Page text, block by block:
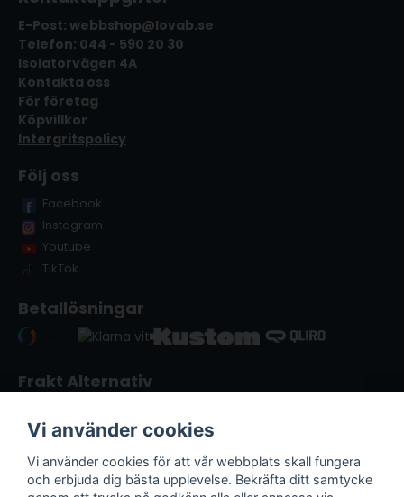
E-Post: webbshop@lovab.se
Telefon: 044 - 590 20 30
Isolatorvägen 4A
Kontakta oss
För företag
Köpvillkor
Intergritspolicy
Följ oss
Facebook
Instagram
Youtube
TikTok
Betallösningar
Frakt Alternativ
Vi använder cookies
Vi använder cookies för att vår webbplats skall fungera
och erbjuda dig bästa upplevelse. Bekräfta ditt samtycke